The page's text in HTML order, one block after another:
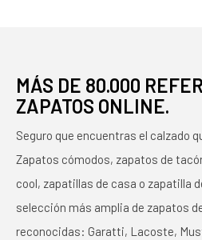
MÁS DE 80.000
ZAPATOS ONLINE.
Seguro que encuentras el calzado
Zapatos cómodos, zapatos de
cool, zapatillas de casa o zapatilla
selección más amplia de zapatos
reconocidas: Garatti, Lacoste,